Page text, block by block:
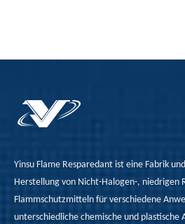
Gebäude zu sparen und
den Lebenskomfort zu
sind
Polyurethanschaum
und Polystyrolschaum.
In Additio
Yinsu Flame Resparedant ist eine Fabrik
Herstellung von Nicht-Halogen-, niedrigen
Flammschutzmitteln für verschiedene
unterschiedliche chemische und plastische